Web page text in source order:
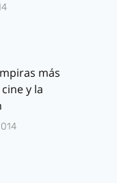
más
y la